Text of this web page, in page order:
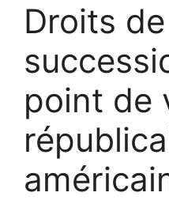
Droits de
point de